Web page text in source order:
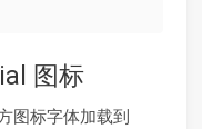
图标
图标字体加载到